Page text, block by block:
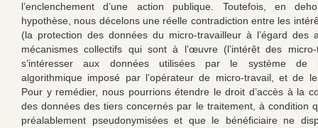
l’enclenchement d’une action publique. Toutefois, en
hypothèse, nous décelons une réelle contradiction entre les
(la protection des données du micro-travailleur à l’égard des
mécanismes collectifs qui sont à l’œuvre (l’intérêt des
s’intéresser aux données utilisées par le système de
algorithmique imposé par l’opérateur de micro-travail, et de
Pour y remédier, nous pourrions étendre le droit d’accès à la
des données des tiers concernés par le traitement, à condition
préalablement pseudonymisées et que le bénéficiaire ne